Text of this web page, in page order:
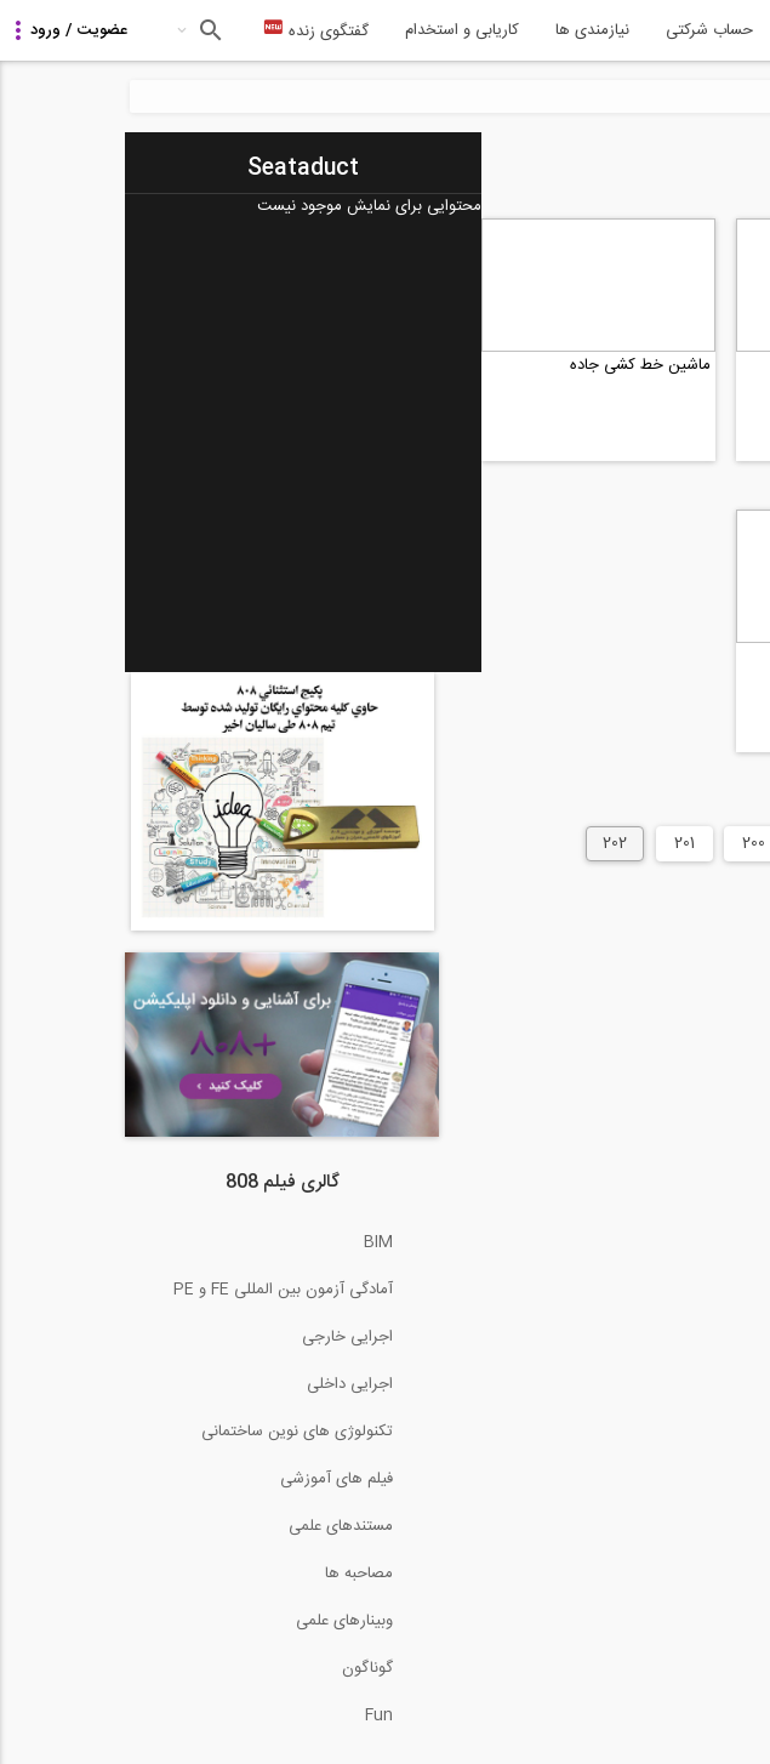
حساب شرکتی نیازمندی ها کاریابی و استخدام گفتگوی زنده
ماشین خط کشی جاده
200
201
202
Seataduct
محتوایی برای نمایش موجود نیست
گالری فیلم 808
BIM
آمادگی آزمون بین المللی FE و PE
اجرایی خارجی
اجرایی داخلی
تکنولوژی های نوین ساختمانی
فیلم های آموزشی
مستندهای علمی
مصاحبه ها
وبینارهای علمی
گوناگون
Fun